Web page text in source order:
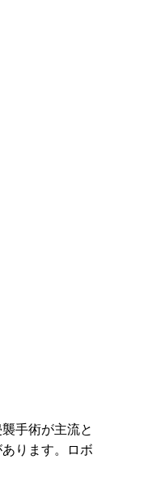
手術が主流と
ります。ロボ